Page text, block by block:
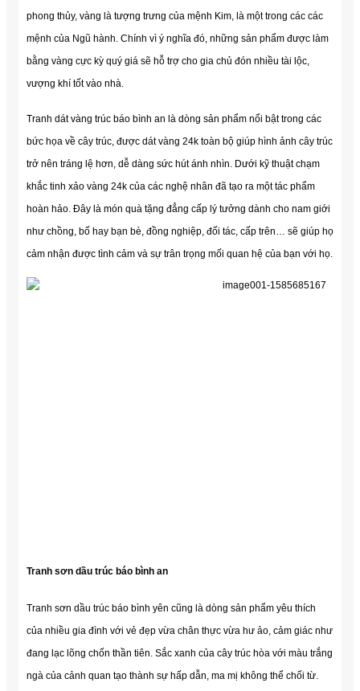
phong thủy, vàng là tượng trưng của mệnh Kim, là một trong các các
mệnh của Ngũ hành. Chính vì ý nghĩa đó, những sản phẩm được làm
bằng vàng cực kỳ quý giá sẽ hỗ trợ cho gia chủ đón nhiều tài lộc,
vượng khí tốt vào nhà.
Tranh dát vàng trúc báo bình an là dòng sản phẩm nổi bật trong các
bức họa về cây trúc, được dát vàng 24k toàn bộ giúp hình ảnh cây trúc
trở nên tráng lệ hơn, dễ dàng sức hút ánh nhìn. Dưới kỹ thuật chạm
khắc tinh xảo vàng 24k của các nghệ nhân đã tạo ra một tác phẩm
hoàn hảo. Đây là món quà tặng đẳng cấp lý tưởng dành cho nam giới
như chồng, bố hay bạn bè, đồng nghiệp, đối tác, cấp trên… sẽ giúp họ
cảm nhận được tình cảm và sự trân trọng mối quan hệ của bạn với họ.
Tranh sơn dầu trúc báo bình an
Tranh sơn dầu trúc báo bình yên cũng là dòng sản phẩm yêu thích
của nhiều gia đình với vẻ đẹp vừa chân thực vừa hư ảo, cảm giác như
đang lạc lõng chốn thần tiên. Sắc xanh của cây trúc hòa với màu trắng
ngà của cảnh quan tạo thành sự hấp dẫn, ma mị không thể chối từ.